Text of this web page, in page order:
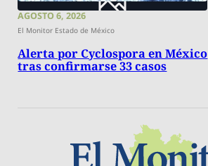
AGOSTO 6, 2026
El Monitor Estado de México
Alerta por Cyclospora en México
tras confirmarse 33 casos